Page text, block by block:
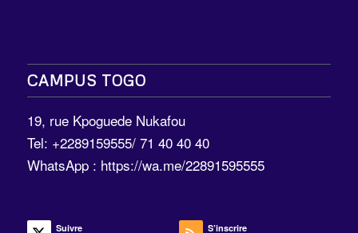
CAMPUS TOGO
19, rue Kpoguede Nukafou
Tel: +2289159555/ 71 40 40 40
WhatsApp : https://wa.me/22891595555
Suivre S’inscrire